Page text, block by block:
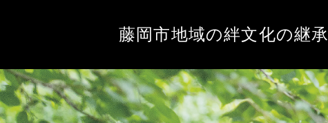
藤岡市地域の絆文化の継承